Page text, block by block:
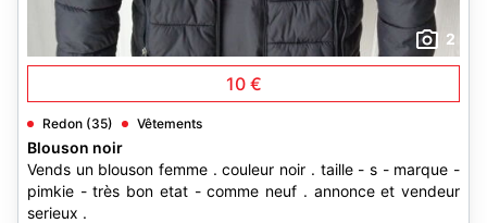
2
10 €
Redon (35) Vêtements
Blouson noir
Vends un blouson femme . couleur noir . taille - s - marque -
pimkie - très bon etat - comme neuf . annonce et vendeur
serieux .